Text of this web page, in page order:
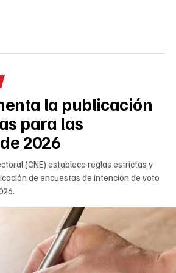
la publicación
para las
2026
(CNE) establece reglas estrictas y
de encuestas de intención de voto